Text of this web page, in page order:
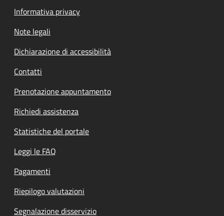
Informativa privacy
Note legali
Dichiarazione di accessibilità
Contatti
Prenotazione appuntamento
Richiedi assistenza
Statistiche del portale
Leggi le FAQ
Pagamenti
Riepilogo valutazioni
Segnalazione disservizio